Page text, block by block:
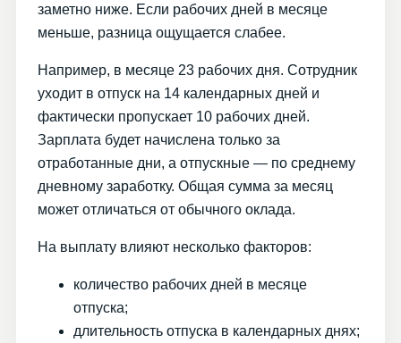
заметно ниже. Если рабочих дней в месяце
меньше, разница ощущается слабее.
Например, в месяце 23 рабочих дня. Сотрудник
уходит в отпуск на 14 календарных дней и
фактически пропускает 10 рабочих дней.
Зарплата будет начислена только за
отработанные дни, а отпускные — по среднему
дневному заработку. Общая сумма за месяц
может отличаться от обычного оклада.
На выплату влияют несколько факторов:
количество рабочих дней в месяце
отпуска;
длительность отпуска в календарных днях;